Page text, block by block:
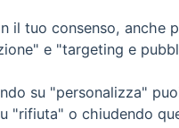
il tuo consenso, anche
e "targeting e
su "personalizza"
"rifiuta" o chiudendo